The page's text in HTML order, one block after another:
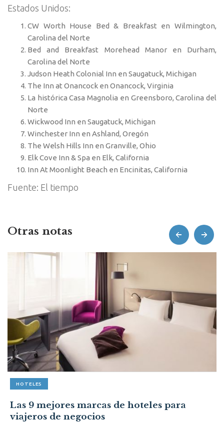
Estados Unidos:
CW Worth House Bed & Breakfast en Wilmington,
Carolina del Norte
Bed and Breakfast Morehead Manor en Durham,
Carolina del Norte
Judson Heath Colonial Inn en Saugatuck, Michigan
The Inn at Onancock en Onancock, Virginia
La histórica Casa Magnolia en Greensboro, Carolina del
Norte
Wickwood Inn en Saugatuck, Michigan
Winchester Inn en Ashland, Oregón
The Welsh Hills Inn en Granville, Ohio
Elk Cove Inn & Spa en Elk, California
Inn At Moonlight Beach en Encinitas, California
Fuente: El tiempo
Otras notas
HOTELES
Las 9 mejores marcas de hoteles para
viajeros de negocios
prev next